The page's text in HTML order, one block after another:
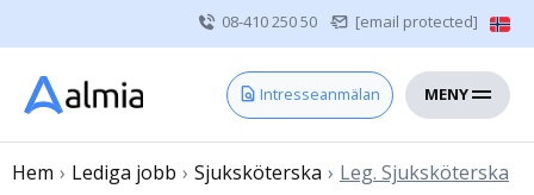
08-410 250 50 [email protected]
Intresseanmälan MENY
Hem
Vårdgivare
Hem › Lediga jobb › Sjuksköterska › Leg. Sjuksköterska